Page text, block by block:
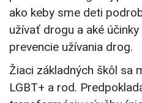
ako keby sme deti
užívať drogu a aké
prevencie užívania drog.
Žiaci základných škôl sa
LGBT+ a rod.